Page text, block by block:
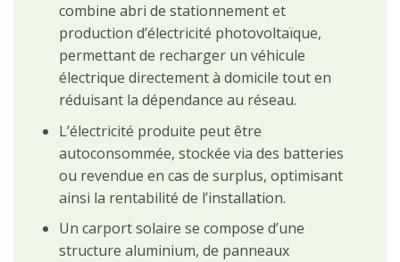
combine abri de stationnement et
production d’électricité photovoltaïque,
permettant de recharger un véhicule
électrique directement à domicile tout en
réduisant la dépendance au réseau.
L’électricité produite peut être
autoconsommée, stockée via des batteries
ou revendue en cas de surplus, optimisant
ainsi la rentabilité de l’installation.
Un carport solaire se compose d’une
structure aluminium, de panneaux